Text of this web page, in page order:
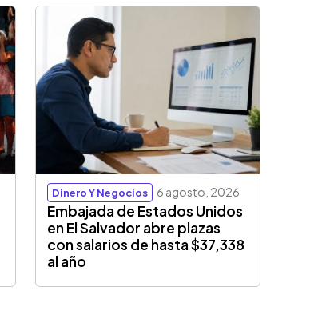
Dinero Y Negocios 6 agosto, 2026
Embajada de Estados Unidos
en El Salvador abre plazas
con salarios de hasta $37,338
al año